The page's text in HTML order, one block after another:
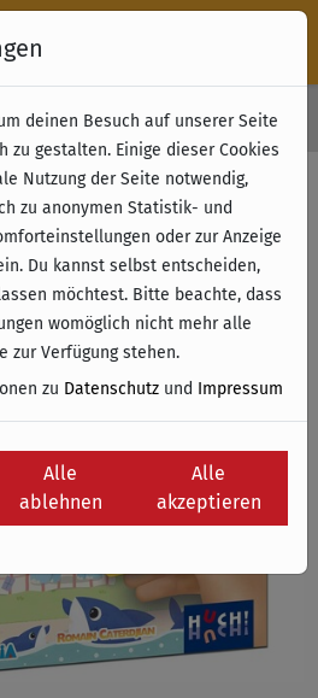
ab 49 € (innerhalb Deutschlands)
deinen Besuch auf unserer Seite
zu gestalten. Einige dieser Cookies
Nutzung der Seite notwendig,
zu anonymen Statistik- und
oder zur Anzeige
Du kannst selbst entscheiden,
möchtest. Bitte beachte, dass
womöglich nicht mehr alle
zur Verfügung stehen.
zu Datenschutz und Impressum
Alle
ablehnen
Alle
akzeptieren